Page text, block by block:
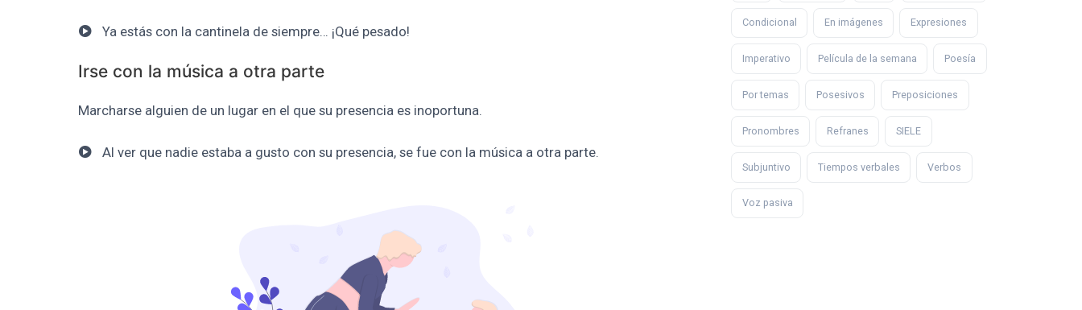
Ya estás con la cantinela de siempre… ¡Qué pesado!
Irse con la música a otra parte
Marcharse alguien de un lugar en el que su presencia es inoportuna.
Al ver que nadie estaba a gusto con su presencia, se fue con la música a otra parte.
Condicional En imágenes Expresiones
Imperativo Película de la semana Poesía
Por temas Posesivos Preposiciones
Pronombres Refranes SIELE
Subjuntivo Tiempos verbales Verbos
Voz pasiva